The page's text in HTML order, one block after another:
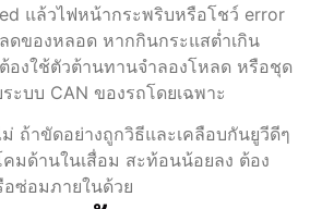
แล้วไฟหน้ากระพริบหรือโชว์ error
ดของหลอด หากกินกระแสต่ำเกิน
องใช้ตัวต้านทานจำลองโหลด หรือชุด
ะบบ CAN ของรถโดยเฉพาะ
ถ้าขัดอย่างถูกวิธีและเคลือบกันยูวีดีๆ
มด้านในเสื่อม สะท้อนน้อยลง ต้อง
ซ่อมภายในด้วย